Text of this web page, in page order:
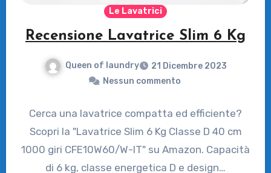
Le Lavatrici
Recensione Lavatrice Slim 6 Kg
Queen of laundry
21 Dicembre 2023
Nessun commento
Cerca una lavatrice compatta ed efficiente?
Scopri la "Lavatrice Slim 6 Kg Classe D 40 cm
1000 giri CFE10W60/W-IT" su Amazon. Capacità
di 6 kg, classe energetica D e design…